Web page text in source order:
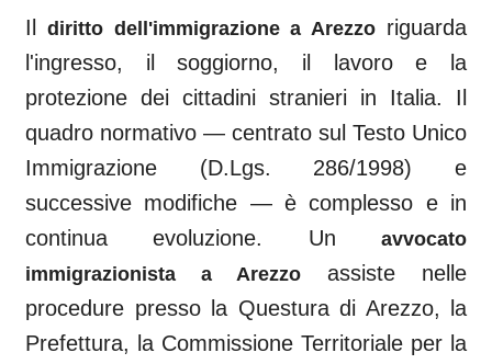
Il diritto dell'immigrazione a Arezzo riguarda
l'ingresso, il soggiorno, il lavoro e la
protezione dei cittadini stranieri in Italia. Il
quadro normativo — centrato sul Testo Unico
Immigrazione (D.Lgs. 286/1998) e
successive modifiche — è complesso e in
continua evoluzione. Un
avvocato
immigrazionista a Arezzo
assiste nelle
procedure presso la Questura di Arezzo, la
Prefettura, la Commissione Territoriale per la